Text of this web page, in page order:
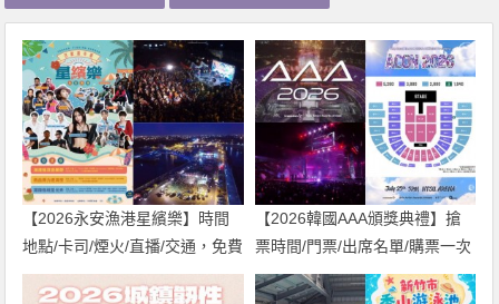
【2026永安漁港星繽樂】時間
地點/卡司/煙火/直播/交通，免費
入場！
【2026韓國AAA頒獎典禮】搶
票時間/門票/出席名單/購票一次
看！